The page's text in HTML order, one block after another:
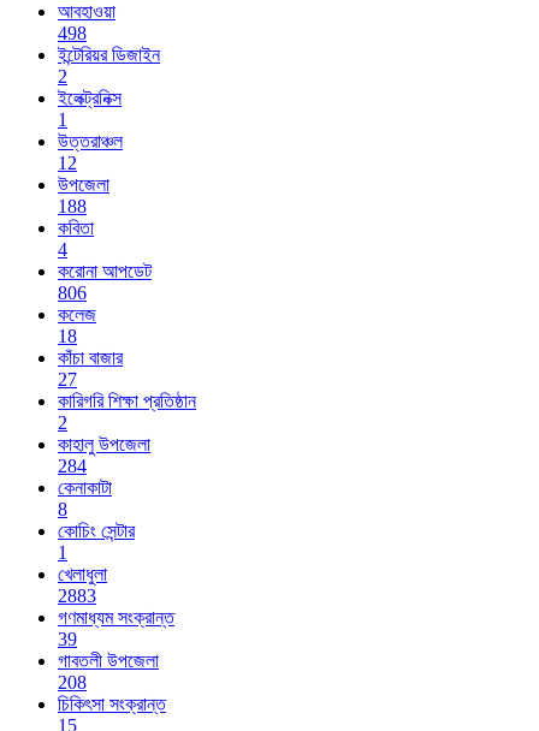
আবহাওয়া
498
ইন্টেরিয়র ডিজাইন
2
ইলেক্ট্রনিক্স
1
উত্তরাঞ্চল
12
উপজেলা
188
কবিতা
4
করোনা আপডেট
806
কলেজ
18
কাঁচা বাজার
27
কারিগরি শিক্ষা প্রতিষ্ঠান
2
কাহালু উপজেলা
284
কেনাকাটা
8
কোচিং সেন্টার
1
খেলাধুলা
2883
গণমাধ্যম সংক্রান্ত
39
গাবতলী উপজেলা
208
চিকিৎসা সংক্রান্ত
15